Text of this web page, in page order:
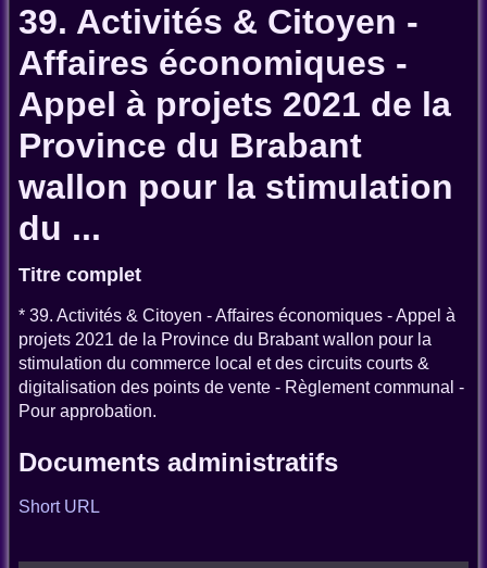
39. Activités & Citoyen -
Affaires économiques -
Appel à projets 2021 de la
Province du Brabant
wallon pour la stimulation
du ...
Titre complet
* 39. Activités & Citoyen - Affaires économiques - Appel à
projets 2021 de la Province du Brabant wallon pour la
stimulation du commerce local et des circuits courts &
digitalisation des points de vente - Règlement communal -
Pour approbation.
Documents administratifs
Short URL